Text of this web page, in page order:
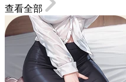
查看全部